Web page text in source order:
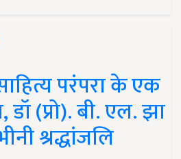
परंपरा के एक
(प्रो). बी. एल. झा
श्रद्धांजलि